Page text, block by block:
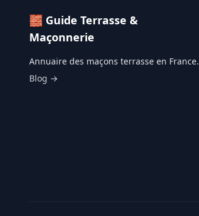
🧱 Guide Terrasse &
Maçonnerie
Annuaire des maçons terrasse en France.
Blog →